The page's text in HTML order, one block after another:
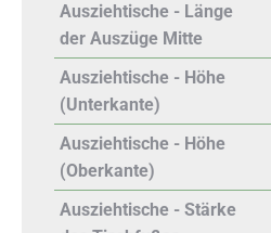
Ausziehtische - Länge
der Auszüge Mitte
Ausziehtische - Höhe
(Unterkante)
Ausziehtische - Höhe
(Oberkante)
Ausziehtische - Stärke